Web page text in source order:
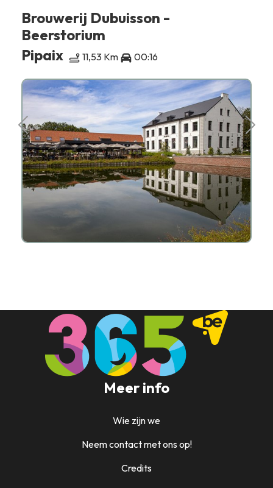
Brouwerij Dubuisson -
Beerstorium
Pipaix
11,53 Km 00:16
Meer info
Wie zijn we
Neem contact met ons op!
Credits